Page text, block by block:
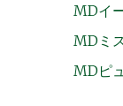
MDイ
MDミ
MDピ